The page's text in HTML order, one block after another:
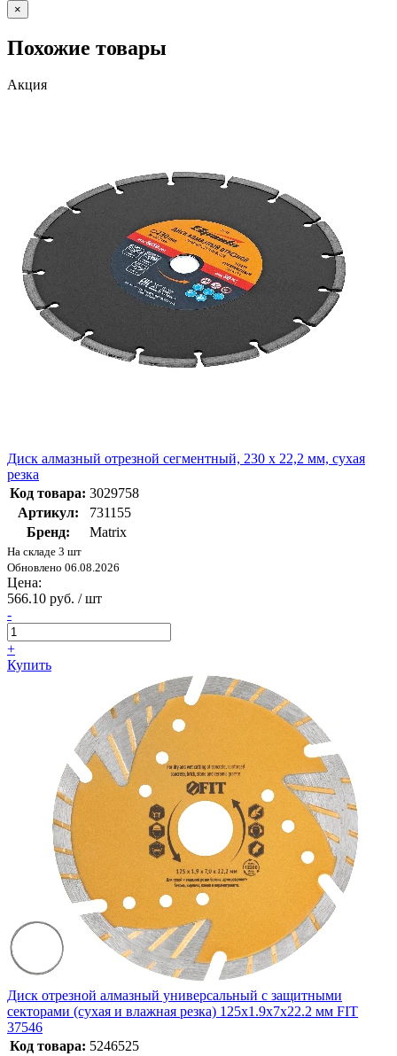
×
Похожие товары
Акция
Диск алмазный отрезной сегментный, 230 х 22,2 мм, сухая
резка
Код товара: 3029758
Артикул:
731155
Бренд:
Matrix
На складе 3 шт
Обновлено 06.08.2026
Цена:
566.10 руб. / шт
-
+
Купить
Диск отрезной алмазный универсальный с защитными
секторами (сухая и влажная резка) 125х1.9х7х22.2 мм FIT
37546
Код товара: 5246525